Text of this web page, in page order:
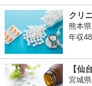
クリ
熊本
年収
【仙
宮城